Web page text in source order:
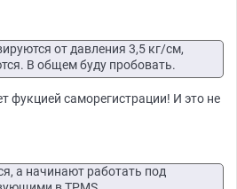
от давления 3,5 кг/см,
В общем буду пробовать.
фукцией саморегистрации! И это не
а начинают работать под